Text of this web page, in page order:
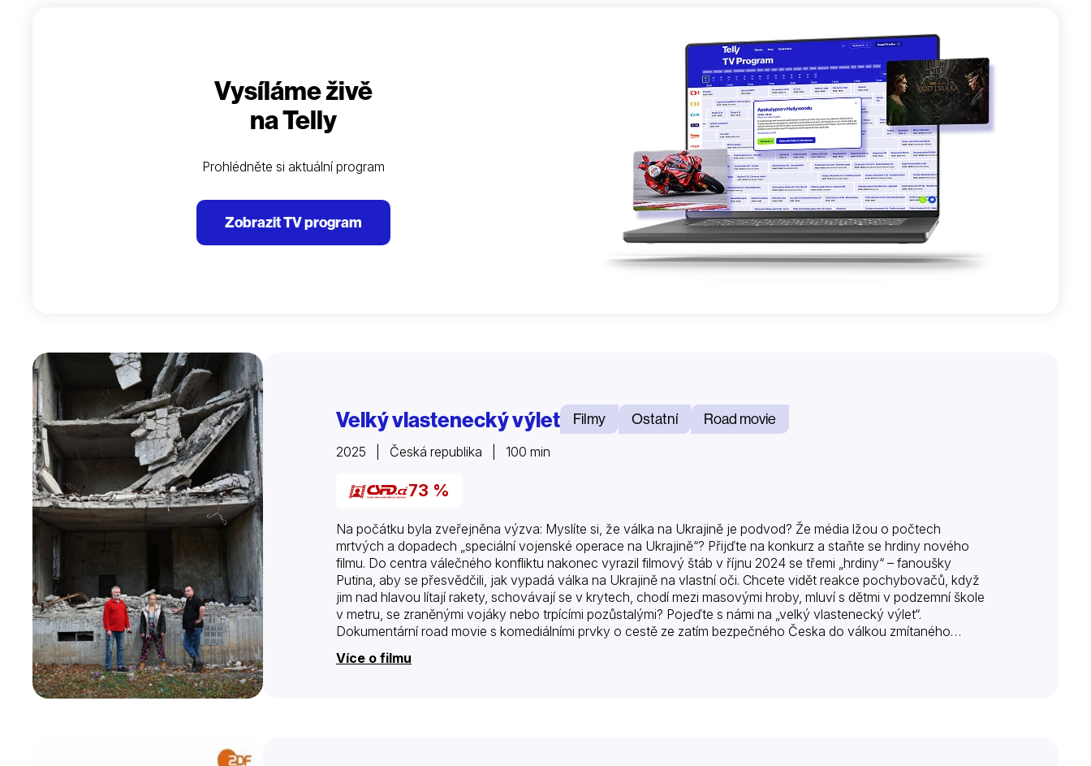
Vysíláme živě
na Telly
Prohlédněte si aktuální program
Zobrazit TV program
Velký vlastenecký výlet Filmy Ostatní Road movie
2025 | Česká republika | 100 min
73 %
Na počátku byla zveřejněna výzva: Myslíte si, že válka na Ukrajině je podvod? Že média lžou o počtech
mrtvých a dopadech „speciální vojenské operace na Ukrajině“? Přijďte na konkurz a staňte se hrdiny nového
filmu. Do centra válečného konfliktu nakonec vyrazil filmový štáb v říjnu 2024 se třemi „hrdiny“ – fanoušky
Putina, aby se přesvědčili, jak vypadá válka na Ukrajině na vlastní oči. Chcete vidět reakce pochybovačů, když
jim nad hlavou lítají rakety, schovávají se v krytech, chodí mezi masovými hroby, mluví s dětmi v podzemní škole
v metru, se zraněnými vojáky nebo trpícími pozůstalými? Pojeďte s námi na „velký vlastenecký výlet“.
Dokumentární road movie s komediálními prvky o cestě ze zatím bezpečného Česka do válkou zmítaného
Charkova až na…
Více o filmu